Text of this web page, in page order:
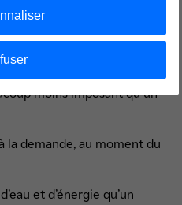
instantané
(CEI) n'a pas de
moins imposant qu'un
la demande, au moment du
et d’énergie qu’un